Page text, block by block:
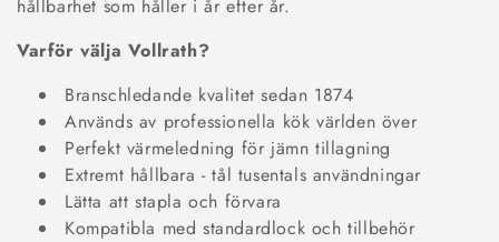
k
t
hållbarhet som håller i år efter år.
Varför välja Vollrath?
Branschledande kvalitet sedan 1874
Används av professionella kök världen över
Perfekt värmeledning för jämn tillagning
Extremt hållbara - tål tusentals användningar
Lätta att stapla och förvara
Kompatibla med standardlock och tillbehör